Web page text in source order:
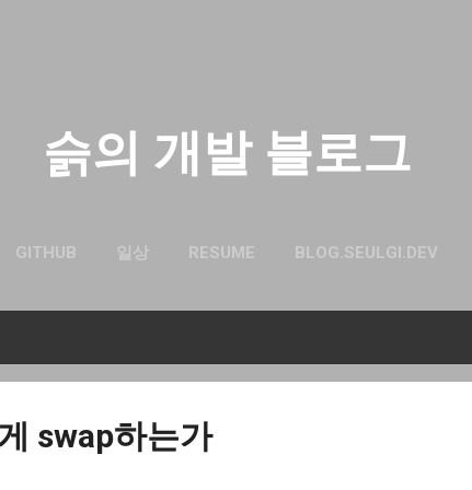
슭의 개발 블로그
GITHUB 일상 RESUME BLOG.SEULGI.DEV
swap하는가